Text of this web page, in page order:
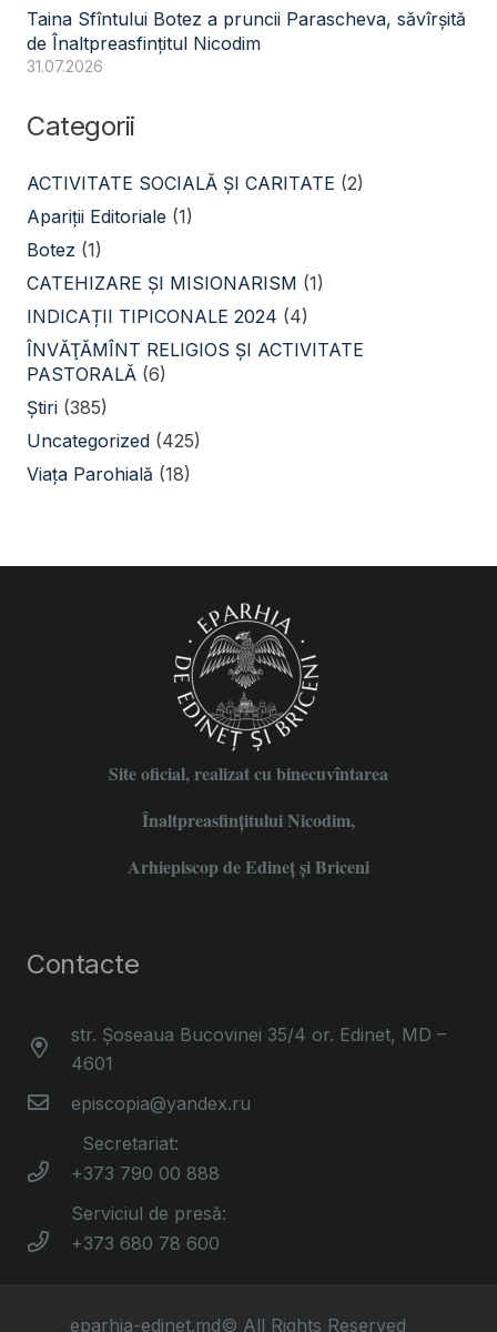
Taina Sfîntului Botez a pruncii Parascheva, săvîrșită
de Înaltpreasfințitul Nicodim
31.07.2026
Categorii
ACTIVITATE SOCIALĂ ŞI CARITATE (2)
Apariții Editoriale (1)
Botez (1)
CATEHIZARE ŞI MISIONARISM (1)
INDICAȚII TIPICONALE 2024 (4)
ÎNVĂŢĂMÎNT RELIGIOS ŞI ACTIVITATE
PASTORALĂ (6)
Știri (385)
Uncategorized (425)
Viața Parohială (18)
Site oficial, realizat cu binecuvîntarea
Înaltpreasfințitului Nicodim,
Arhiepiscop de Edineţ şi Briceni
Contacte
str. Șoseaua Bucovinei 35/4 or. Edinet, MD –
4601
episcopia@yandex.ru
Secretariat:
+373 790 00 888
Serviciul de presă:
+373 680 78 600
eparhia-edinet.md© All Rights Reserved